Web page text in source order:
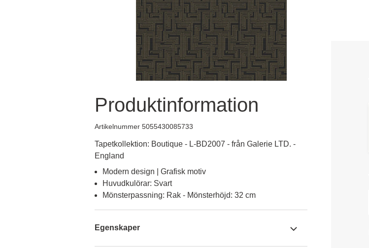
Produktinformation
Artikelnummer 5055430085733
Tapetkollektion: Boutique - L-BD2007 - från Galerie LTD. -
England
Modern design | Grafisk motiv
Huvudkulörar: Svart
Mönsterpassning: Rak - Mönsterhöjd: 32 cm
Egenskaper